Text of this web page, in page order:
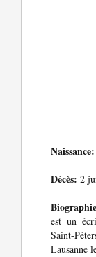
Naissance:
Décès: 2
est un
Saint-
Lausanne